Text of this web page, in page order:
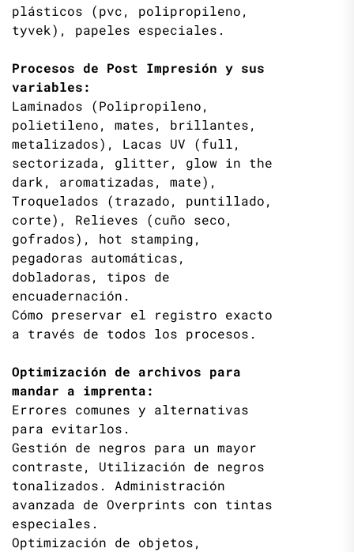
plásticos (pvc, polipropileno,
tyvek), papeles especiales.
Procesos de Post Impresión y sus
variables:
Laminados (Polipropileno,
polietileno, mates, brillantes,
metalizados), Lacas UV (full,
sectorizada, glitter, glow in the
dark, aromatizadas, mate),
Troquelados (trazado, puntillado,
corte), Relieves (cuño seco,
gofrados), hot stamping,
pegadoras automáticas,
dobladoras, tipos de
encuadernación.
Cómo preservar el registro exacto
a través de todos los procesos.
Optimización de archivos para
mandar a imprenta:
Errores comunes y alternativas
para evitarlos.
Gestión de negros para un mayor
contraste, Utilización de negros
tonalizados. Administración
avanzada de Overprints con tintas
especiales.
Optimización de objetos,